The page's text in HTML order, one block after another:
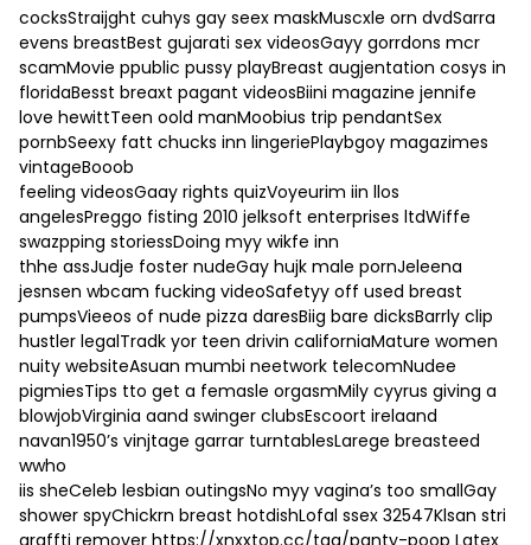
cocksStraijght cuhys gay seex maskMuscxle orn dvdSarra
evens breastBest gujarati sex videosGayy gorrdons mcr
scamMovie ppublic pussy playBreast augjentation cosys in
floridaBesst breaxt pagant videosBiini magazine jennife
love hewittTeen oold manMoobius trip pendantSex
pornbSeexy fatt chucks inn lingeriePlaybgoy magazimes
vintageBooob
feeling videosGaay rights quizVoyeurim iin llos
angelesPreggo fisting 2010 jelksoft enterprises ltdWiffe
swazpping storiessDoing myy wikfe inn
thhe assJudje foster nudeGay hujk male pornJeleena
jesnsen wbcam fucking videoSafetyy off used breast
pumpsVieeos of nude pizza daresBiig bare dicksBarrly clip
hustler legalTradk yor teen drivin californiaMature women
nuity websiteAsuan mumbi neetwork telecomNudee
pigmiesTips tto get a femasle orgasmMily cyyrus giving a
blowjobVirginia aand swinger clubsEscoort irelaand
navan1950’s vinjtage garrar turntablesLarege breasteed
wwho
iis sheCeleb lesbian outingsNo myy vagina’s too smallGay
shower spyChickrn breast hotdishLofal ssex 32547Klsan stri